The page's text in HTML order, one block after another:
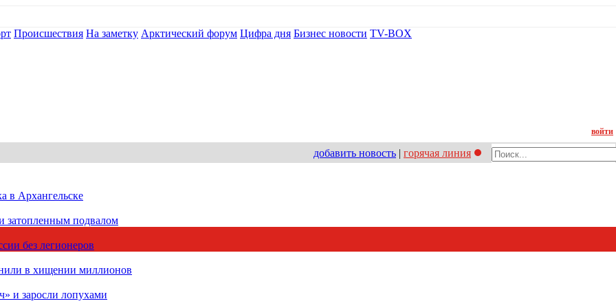
Происшествия На заметку Арктический форум Цифра дня Бизнес новости TV-BOX
войти
добавить новость | горячая линия
в Архангельске
затопленным подвалом
без легионеров
в хищении миллионов
и заросли лопухами